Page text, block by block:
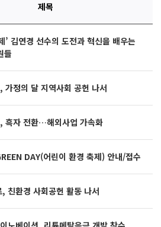
제목
’ 김연경 선수의 도전과 혁신을 배우는
들
가정의 달 지역사회 공헌 나서
흑자 전환…해외사업 가속화
DAY(어린이 환경 축제) 안내/접수
친환경 사회공헌 활동 나서